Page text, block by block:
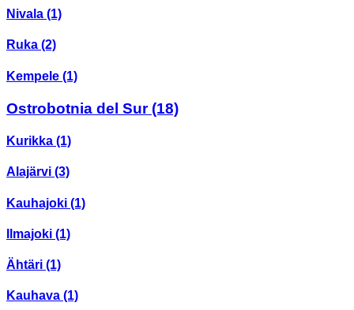
Nivala (1)
Ruka (2)
Kempele (1)
Ostrobotnia del Sur(18)
Kurikka (1)
Alajärvi (3)
Kauhajoki (1)
Ilmajoki (1)
Ähtäri (1)
Kauhava (1)